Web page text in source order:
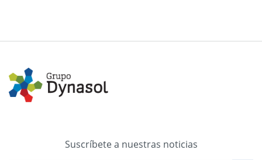
Suscríbete a nuestras noticias